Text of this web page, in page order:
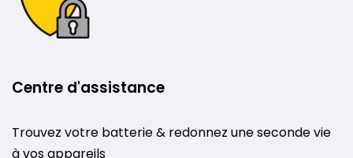
Centre d'assistance
Trouvez votre batterie & redonnez une seconde vie
à vos appareils